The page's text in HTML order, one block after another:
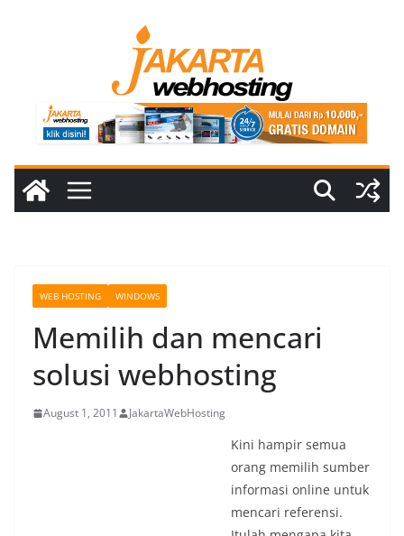
WEB HOSTING WINDOWS
Memilih dan mencari
solusi webhosting
August 1, 2011 JakartaWebHosting
Kini hampir semua
orang memilih sumber
informasi online untuk
mencari referensi.